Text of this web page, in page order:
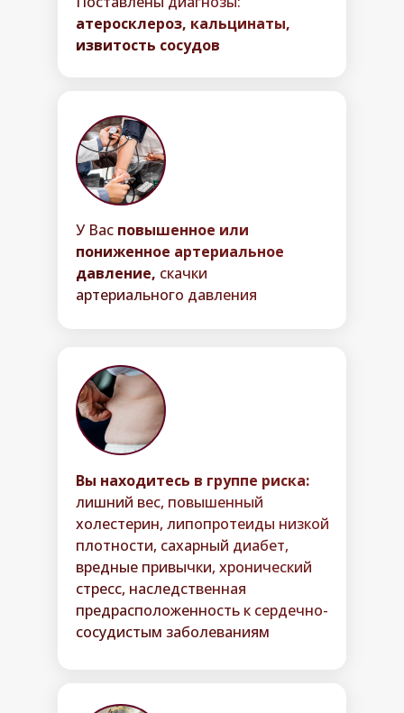
атеросклероз, кальцинаты,
извитость сосудов
У Вас повышенное или
пониженное артериальное
давление, скачки
артериального давления
Вы находитесь в группе риска:
лишний вес, повышенный
холестерин, липопротеиды низкой
плотности, сахарный диабет,
вредные привычки, хронический
стресс, наследственная
предрасположенность к сердечно-
сосудистым заболеваниям